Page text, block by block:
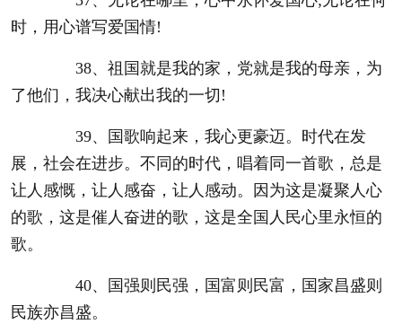
时，用心谱写爱国情!
38、祖国就是我的家，党就是我的母亲，为
了他们，我决心献出我的一切!
39、国歌响起来，我心更豪迈。时代在发
展，社会在进步。不同的时代，唱着同一首歌，总是
让人感慨，让人感奋，让人感动。因为这是凝聚人心
的歌，这是催人奋进的歌，这是全国人民心里永恒的
歌。
40、国强则民强，国富则民富，国家昌盛则
民族亦昌盛。